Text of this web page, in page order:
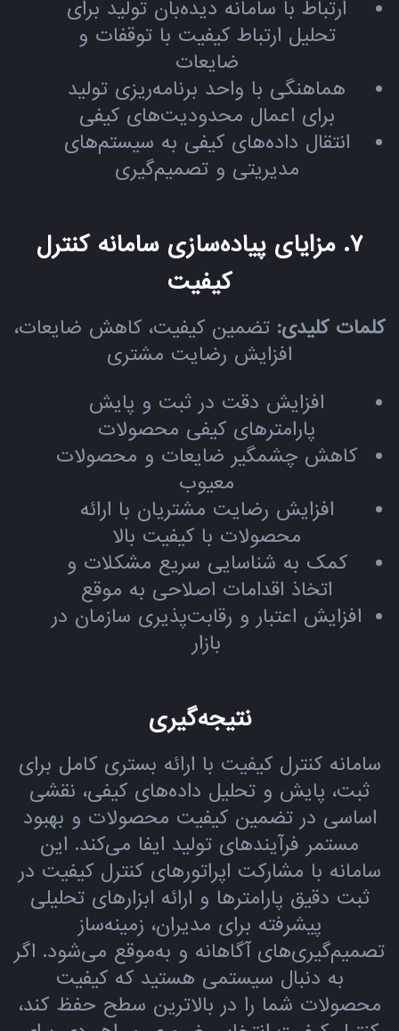
ارتباط با سامانه دیده‌بان تولید برای
تحلیل ارتباط کیفیت با توقفات و
ضایعات
هماهنگی با واحد برنامه‌ریزی تولید
برای اعمال محدودیت‌های کیفی
انتقال داده‌های کیفی به سیستم‌های
مدیریتی و تصمیم‌گیری
۷. مزایای پیاده‌سازی سامانه کنترل
کیفیت
کلمات کلیدی: تضمین کیفیت، کاهش ضایعات،
افزایش رضایت مشتری
افزایش دقت در ثبت و پایش
پارامترهای کیفی محصولات
کاهش چشمگیر ضایعات و محصولات
معیوب
افزایش رضایت مشتریان با ارائه
محصولات با کیفیت بالا
کمک به شناسایی سریع مشکلات و
اتخاذ اقدامات اصلاحی به موقع
افزایش اعتبار و رقابت‌پذیری سازمان در
بازار
نتیجه‌گیری
سامانه کنترل کیفیت با ارائه بستری کامل برای
ثبت، پایش و تحلیل داده‌های کیفی، نقشی
اساسی در تضمین کیفیت محصولات و بهبود
مستمر فرآیندهای تولید ایفا می‌کند. این
سامانه با مشارکت اپراتورهای کنترل کیفیت در
ثبت دقیق پارامترها و ارائه ابزارهای تحلیلی
پیشرفته برای مدیران، زمینه‌ساز
تصمیم‌گیری‌های آگاهانه و به‌موقع می‌شود. اگر
به دنبال سیستمی هستید که کیفیت
محصولات شما را در بالاترین سطح حفظ کند،